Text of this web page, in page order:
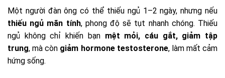
Một người đàn ông có thể thiếu ngủ 1–2 ngày, nhưng nếu
thiếu ngủ mãn tính, phong độ sẽ tụt nhanh chóng. Thiếu
ngủ không chỉ khiến bạn mệt mỏi, cáu gắt, giảm tập
trung, mà còn giảm hormone testosterone, làm mất cảm
hứng sống.